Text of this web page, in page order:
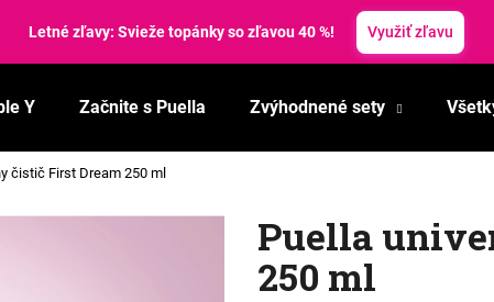
Letné zľavy: Svieže topánky so zľavou 40 %! Využiť zľavu
Y Začnite s Puella Zvýhodnené sety
čistič First Dream 250 ml
Puella
250 ml
Čo potrebujete nájsť?